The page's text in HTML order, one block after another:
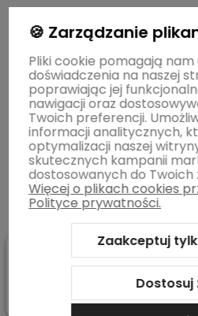
Warunki zakupów
STREFY MAREK
BLOG
Informacje o sklepie
🍪 Zarządzanie
Pliki cookie pomagają
doświadczenia na naszej
poprawiając jej
nawigacji oraz
Twoich preferencji.
informacji analitycznych,
optymalizacji naszej
skutecznych kampanii
dostosowanych do Twoich
Więcej o plikach cookies
Polityce prywatności.
Zaakceptuj
Dostosuj